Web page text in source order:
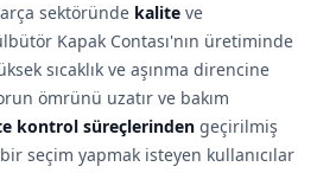
sektöründe kalite ve
Kapak Contası'nın üretiminde
sıcaklık ve aşınma direncine
ömrünü uzatır ve bakım
kontrol süreçlerinden geçirilmiş
seçim yapmak isteyen kullanıcılar